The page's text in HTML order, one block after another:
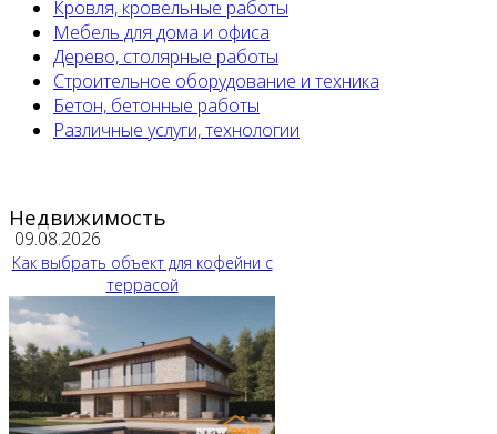
Кровля, кровельные работы
Мебель для дома и офиса
Дерево, столярные работы
Строительное оборудование и техника
Бетон, бетонные работы
Различные услуги, технологии
Недвижимость
09.08.2026
Как выбрать объект для кофейни с
террасой